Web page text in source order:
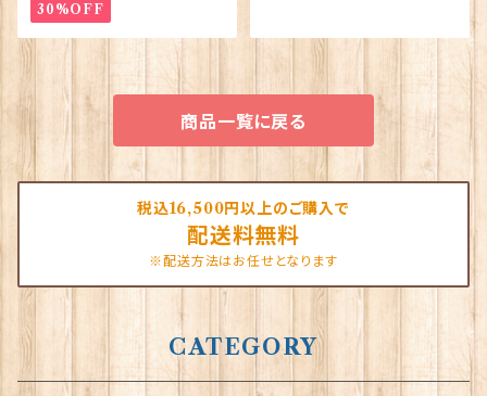
30%OFF
商品一覧に戻る
税込16,500円以上のご購入で
配送料無料
※配送方法はお任せとなります
CATEGORY